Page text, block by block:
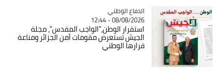
Catégorie
الدفاع الوطني
08/08/2026 - 12:44
استقرار الوطن،"الواجب المقدس"، مجلة
الجيش تستعرض مقومات أمن الجزائر ومناعة
قرارها الوطني